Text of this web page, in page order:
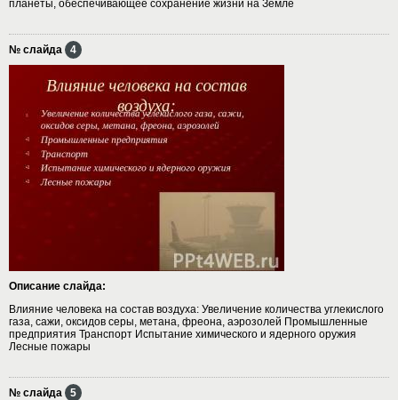
планеты, обеспечивающее сохранение жизни на Земле
№ слайда 4
Описание слайда:
Влияние человека на состав воздуха: Увеличение количества углекислого
газа, сажи, оксидов серы, метана, фреона, аэрозолей Промышленные
предприятия Транспорт Испытание химического и ядерного оружия
Лесные пожары
№ слайда 5